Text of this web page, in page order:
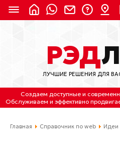
8 (800)
Мск)
Бесплатно
(4212) 658-
(4212) 637-
РЭД
ЛУЧШИЕ РЕШЕНИЯ ДЛЯ
Создаем доступные и
Обслуживаем и эффективно
Главная Справочник по web Идеи